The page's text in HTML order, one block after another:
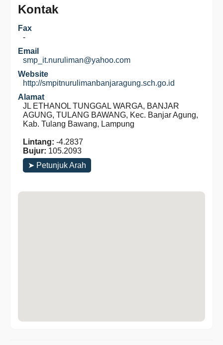
Kontak
Fax
-
Email
smp_it.nuruliman@yahoo.com
Website
http://smpitnurulimanbanjaragung.sch.go.id
Alamat
JL ETHANOL TUNGGAL WARGA, BANJAR
AGUNG, TULANG BAWANG, Kec. Banjar Agung,
Kab. Tulang Bawang, Lampung
Lintang: -4.2837
Bujur: 105.2093
➤ Petunjuk Arah